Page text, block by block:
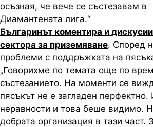
осъзная, че вече се състезавам в
Диамантената лига.“
Българинът коментира и
сектора за приземяване. Според
проблеми с поддръжката на
„Говорихме по темата още по
състезанието. На моменти се
пясъкът не е загладен
неравности и това беше видимо.
добрата организация в тази част.